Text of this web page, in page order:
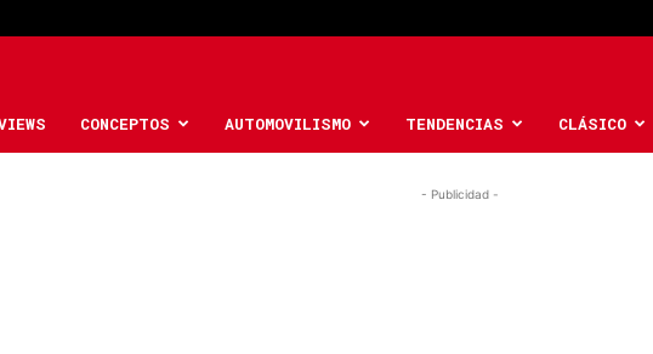
Car CONCEPTOS AUTOMOVILISMO TENDENCIAS CLÁSICO
- Publicidad -